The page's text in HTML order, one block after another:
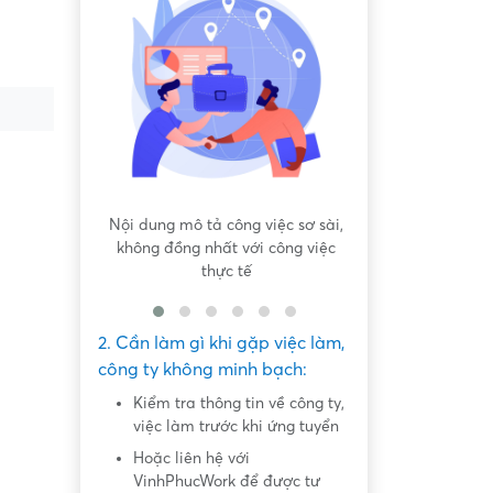
Nội dung mô tả công việc sơ sài,
không đồng nhất với công việc
thực tế
2. Cần làm gì khi gặp việc làm,
công ty không minh bạch:
Kiểm tra thông tin về công ty,
việc làm trước khi ứng tuyển
Hoặc liên hệ với
VinhPhucWork để được tư